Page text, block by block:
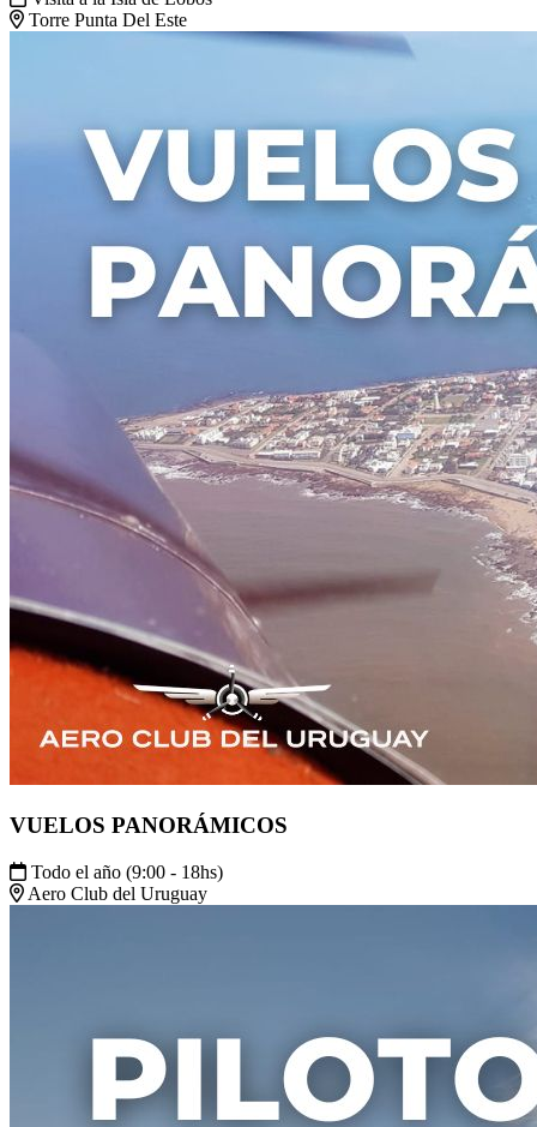
Torre Punta Del Este
VUELOS PANORÁMICOS
Todo el año (9:00 - 18hs)
Aero Club del Uruguay